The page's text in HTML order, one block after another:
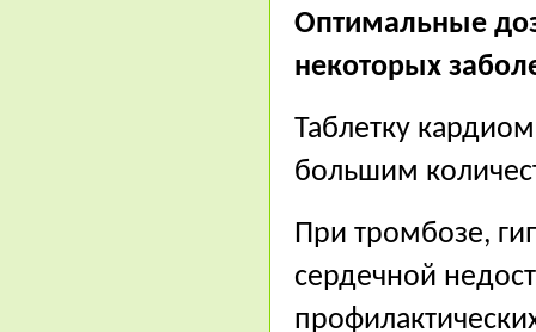
Оптимальные
некоторых
Таблетку
большим
При тромбозе,
сердечной